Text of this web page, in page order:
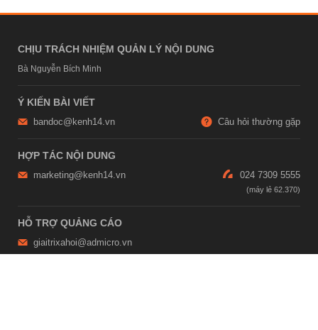
CHỊU TRÁCH NHIỆM QUẢN LÝ NỘI DUNG
Bà Nguyễn Bích Minh
Ý KIẾN BÀI VIẾT
bandoc@kenh14.vn Câu hỏi thường gặp
HỢP TÁC NỘI DUNG
marketing@kenh14.vn 024 7309 5555
HỖ TRỢ QUẢNG CÁO
giaitrixahoi@admicro.vn